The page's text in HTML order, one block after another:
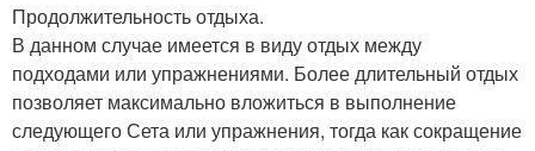
Продолжительность отдыха.
В данном случае имеется в виду отдых между
подходами или упражнениями. Более длительный отдых
позволяет максимально вложиться в выполнение
следующего Сета или упражнения, тогда как сокращение